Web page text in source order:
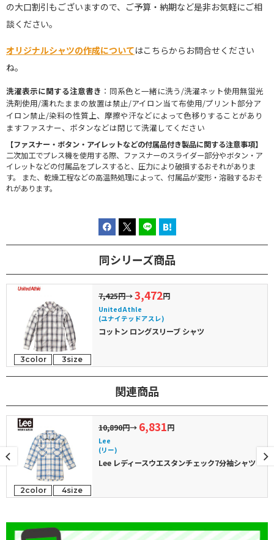
の大口割引もございますので、ご予算・納期など是非お気軽にご相
談ください。
オリジナルシャツの作成についてはこちらからお問合せください
ね。
洗濯表示に関する注意書き ：同系色と一緒に洗う/洗濯ネット使用無蛍光
洗剤使用/濡れたままの放置は禁止/アイロン当て布使用/プリント部分ア
イロン禁止/染料の性質上、摩擦や汗などによって色移りすることがあり
ますファスナー、ボタンなどは閉じて洗濯してください
【ファスナー・ボタン・アイレットなどの付属品付き製品に関する注意事項】
二次加工でプレス機を使用する際、ファスナーのスライダー部分やボタン・ア
イレットなどの付属品をプレスすると、圧力により破損するおそれがありま
す。 また、乾燥工程などの高温熱処理によって、付属品が変形・溶融するおそ
れがあります。
同シリーズ商品
3color 3size
7,425円→3,472円
United Athle
(ユナイテッドアスレ)
コットン ロングスリーブ シャツ
関連商品
2color 4size
10,890円→ 6,831円
Lee
(リー)
Lee レディースウエスタンチェック7分袖シャツ